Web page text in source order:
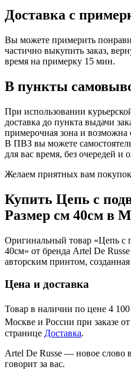
Доставка с
Вы можете примерить
частично выкупить заказ,
время на примерку 15 мин.
В пункты
При использовании
доставка до пункта выдачи
примерочная зона и возможна
В ПВЗ вы можете
для вас время, без очередей и
Желаем приятных вам
Купить Цепь с
Размер см 40см в
Оригинальный товар «Цепь с
40см» от бренда Artel De
авторским принтом,
Цена и доставка
Товар в наличии по цене 4
Москве и России при заказе
странице Доставка.
Artel De Russe — новое слово
говорит за вас.